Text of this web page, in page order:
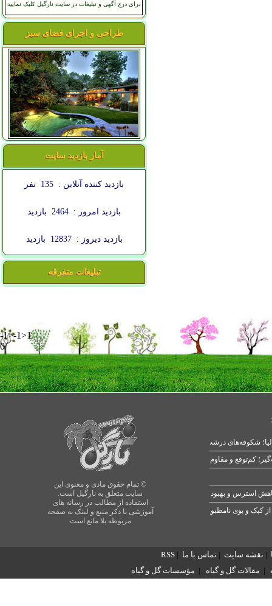
برای درج آگهی و تبلیغات در سایت نارگیل کلیک نمایید
طراحی و اجرای فضای سبز
آمار بازدید سایت
بازدید کننده آنلاین : 135 نفر
بازدید امروز : 2464 بازدید
بازدید دیروز : 12837 بازدید
تبلیغات متفرقه
-1>-1>1
0
© تمام حقوق مادی و معنوی این
سایت متعلق به نارگیل است.
استفاده از مطالب در رسانه های
آموزشی با ذکر منبع و لینک به صفحه
مربوطه بلا مانع است
شکوفه‌های درشت در بهار
کپک و بوی نامطبوع
| نقشه سایت | تماس با ما |
RSS
| مقالات گل و گیاه | مؤسسات گل و گیاه